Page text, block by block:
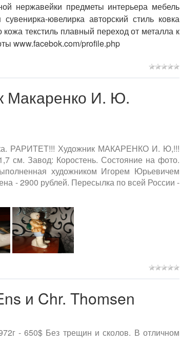
нержавейки предметы интерьера мебель
ювелирка авторский стиль ковка
текстиль плавный переход от металла к
www.facebok.com/profile.php
Макаренко И. Ю.
РАРИТЕТ!!! Художник МАКАРЕНКО И. Ю,!!!
см. Завод: Коростень. Состояние на фото.
художником Игорем Юрьевичем
- 2900 рублей. Пересылка по всей России -
и Chr. Thomsen
- 650$ Без трещин и сколов. В отличном